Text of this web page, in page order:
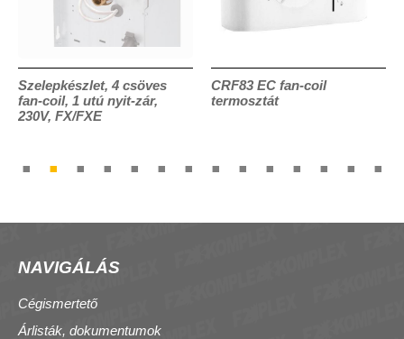
Szelepkészlet, 4 csöves
fan-coil, 1 utú nyit-zár,
230V, FX/FXE
CRF83 EC fan-coil
termosztát
NAVIGÁLÁS
Cégismertető
Árlisták, dokumentumok